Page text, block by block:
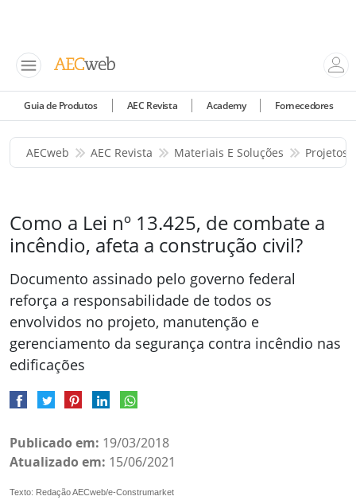
Guia de Produtos AEC Revista Academy Fornecedores
AECweb AEC Revista Materiais E Soluções Projetos
Como a Lei nº 13.425, de combate a
incêndio, afeta a construção civil?
Documento assinado pelo governo federal
reforça a responsabilidade de todos os
envolvidos no projeto, manutenção e
gerenciamento da segurança contra incêndio nas
edificações
Publicado em: 19/03/2018
Atualizado em: 15/06/2021
Texto: Redação AECweb/e-Construmarket